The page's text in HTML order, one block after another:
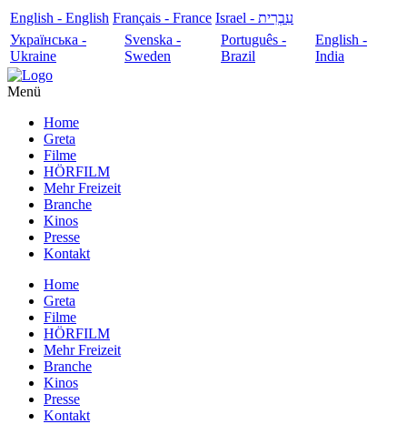
English - English Français - France
עִבְרִית - Israel
Українська -
Ukraine
Svenska -
Sweden
Português -
Brazil
English -
India
Menü
Home
Greta
Filme
HÖRFILM
Mehr Freizeit
Branche
Kinos
Presse
Kontakt
Home
Greta
Filme
HÖRFILM
Mehr Freizeit
Branche
Kinos
Presse
Kontakt